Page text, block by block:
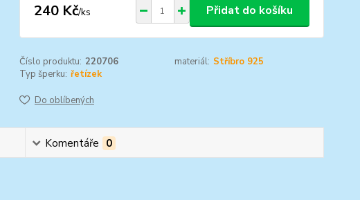
240 Kč/ks Přidat do košíku
Číslo produktu: 220706 materiál: Stříbro 925
Typ šperku: řetízek
Do oblíbených
Komentáře 0